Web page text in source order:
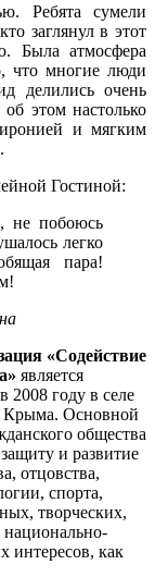
Ребята сумели
заглянул в этот
Была атмосфера
что многие люди
делились очень
этом настолько
и мягким
Гостиной:
не побоюсь
легко
пара!
«Содействие
является
2008 году в селе
Крыма. Основной
общества
и развитие
отцовства,
спорта,
творческих,
интересов, как